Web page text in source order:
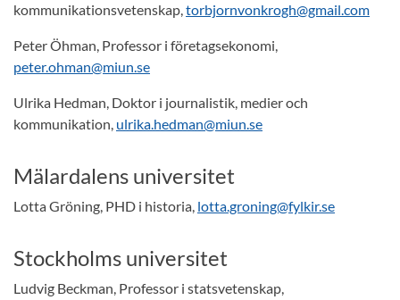
kommunikationsvetenskap,torbjornvonkrogh@gmail.com
Peter Öhman, Professor i företagsekonomi,
peter.ohman@miun.se
Ulrika Hedman, Doktor i journalistik, medier och
kommunikation, ulrika.hedman@miun.se
Mälardalens universitet
Lotta Gröning, PHD i historia, lotta.groning@fylkir.se
Stockholms universitet
Ludvig Beckman, Professor i statsvetenskap,